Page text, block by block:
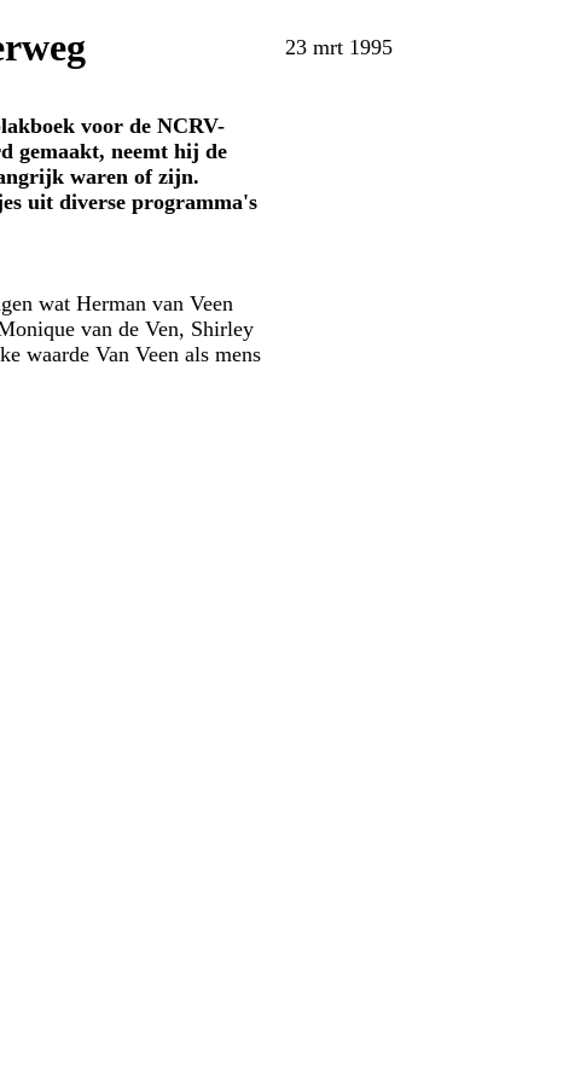
23 mrt 1995
voor de NCRV-
gemaakt, neemt hij de
waren of zijn.
uit diverse programma's
wat Herman van Veen
van de Ven, Shirley
waarde Van Veen als mens